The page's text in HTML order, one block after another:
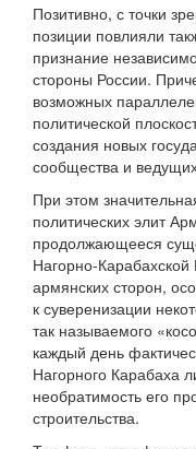
Позитивно, с точки
позиции повлияли
признание
стороны России.
возможных
политической
создания новых
сообщества и
При этом
политических элит
продолжающееся
Нагорно-Карабахской
армянских сторон,
к суверенизации
так называемого
каждый день
Нагорного Карабаха
необратимость его
строительства.